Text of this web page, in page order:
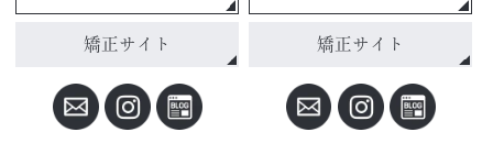
矯正サイト 矯正サイト